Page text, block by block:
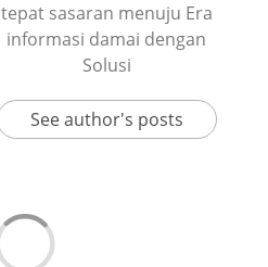
tepat sasaran menuju Era
informasi damai dengan
Solusi
See author's posts